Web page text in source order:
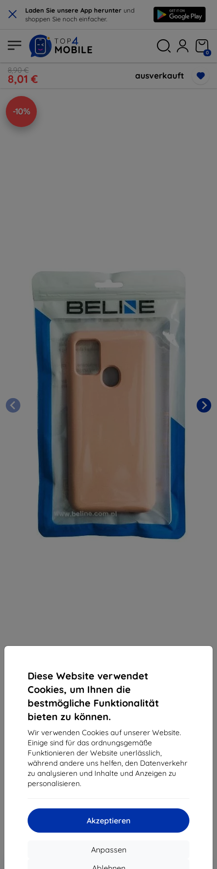
× Laden Sie unsere App herunter und
shoppen Sie noch einfacher.
Diese Website verwendet
Cookies, um Ihnen die
bestmögliche Funktionalität
bieten zu können.
Wir verwenden Cookies auf unserer Website.
Einige sind für das ordnungsgemäße
Funktionieren der Website unerlässlich,
während andere uns helfen, den Datenverkehr
zu analysieren und Inhalte und Anzeigen zu
personalisieren.
Akzeptieren
Anpassen
0
8,90 €
8,01 € ausverkauft
-10%
BELINE
Hülle Case Beline Silicone Samsung M21 M215 rose
Geeignet für: Samsung Galaxy M21
Produktbeschreibung
8,01 €